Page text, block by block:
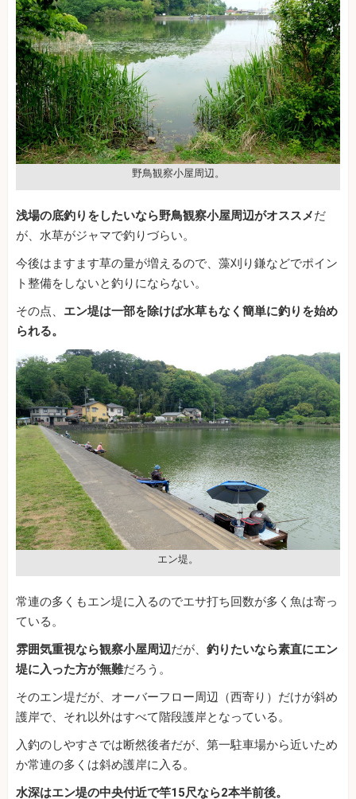
野鳥観察小屋周辺。
浅場の底釣りをしたいなら野鳥観察小屋周辺がオススメだ
が、水草がジャマで釣りづらい。
今後はますます草の量が増えるので、藻刈り鎌などでポイン
ト整備をしないと釣りにならない。
その点、 エン堤は一部を除けば水草もなく簡単に釣りを始め
られる。
エン堤。
常連の多くもエン堤に入るのでエサ打ち回数が多く魚は寄っ
ている。
雰囲気重視なら観察小屋周辺だが、 釣りたいなら素直にエン
堤に入った方が無難だろう。
そのエン堤だが、オーバーフロー周辺（西寄り）だけが斜め
護岸で、それ以外はすべて階段護岸となっている。
入釣のしやすさでは断然後者だが、第一駐車場から近いため
か常連の多くは斜め護岸に入る。
水深はエン堤の中央付近で竿15尺なら2本半前後。